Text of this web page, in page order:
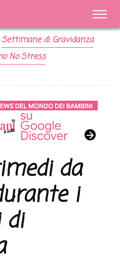
Settimane di Gravidanza
No Stress
da
i
di